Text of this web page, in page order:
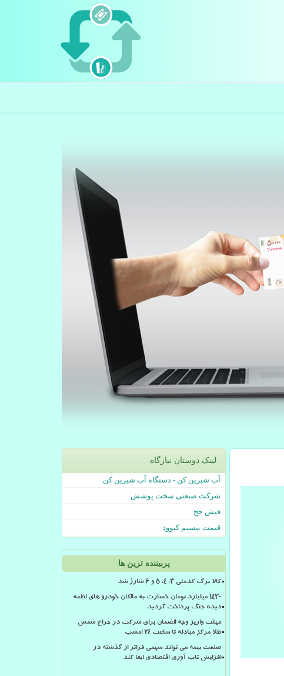
لینک دوستان نیازگاه
آب شیرین کن - دستگاه آب شیرین کن
شرکت صنعتی سخت پوشش
فیش حج
قیمت بیسیم کنوود
پربیننده ترین ها
کالا برگ کدملی 3، 4، 5 و 6 شارژ شد
۱۴۳۰ میلیارد تومان خسارت به مالکان خودرو های لطمه
دیده جنگ پرداخت گردید
مهلت واریز وجه الضمان برای شرکت در حراج شمش
طلا مرکز مبادله تا ساعت ۲۴ امشب
صنعت بیمه می تواند سهمی فراتر از گذشته در
افزایش تاب آوری اقتصادی ایفا کند